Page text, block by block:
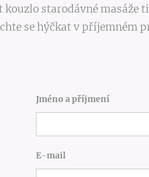
kouzlo starodávné
se hýčkat v příjemném
Jméno a příjmení
E-mail